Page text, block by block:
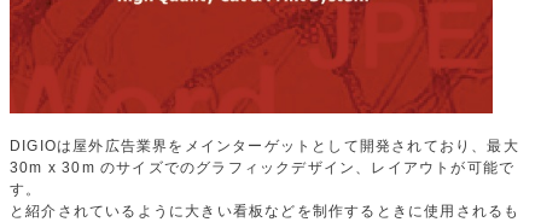
DIGIOは屋外広告業界をメインターゲットとして開発されており、最大
30m x 30m のサイズでのグラフィックデザイン、レイアウトが可能で
す。
と紹介されているように大きい看板などを制作するときに使用されるも